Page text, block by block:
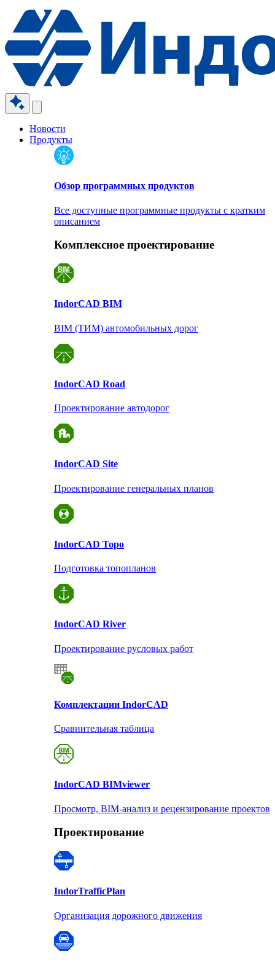
Новости
Продукты
Обзор программных продуктов
Все доступные программные продукты с кратким
описанием
Комплексное проектирование
IndorCAD BIM
BIM (ТИМ) автомобильных дорог
IndorCAD Road
Проектирование автодорог
IndorCAD Site
Проектирование генеральных планов
IndorCAD Topo
Подготовка топопланов
IndorCAD River
Проектирование русловых работ
Комплектации IndorCAD
Сравнительная таблица
IndorCAD BIMviewer
Просмотр, BIM-анализ и рецензирование проектов
Проектирование
IndorTrafficPlan
Организация дорожного движения